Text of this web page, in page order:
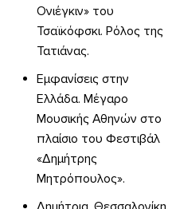
Ονιέγκιν» του
Τσαϊκόφσκι. Ρόλος της
Τατιάνας.
Εμφανίσεις στην
Ελλάδα. Μέγαρο
Μουσικής Αθηνών στο
πλαίσιο του Φεστιβάλ
«Δημήτρης
Μητρόπουλος».